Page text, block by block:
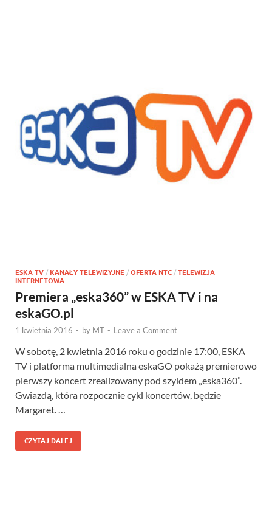
ESKA TV / KANAŁY TELEWIZYJNE / OFERTA NTC / TELEWIZJA
INTERNETOWA
Premiera „eska360” w ESKA TV i na
eskaGO.pl
1 kwietnia 2016 - by MT - Leave a Comment
W sobotę, 2 kwietnia 2016 roku o godzinie 17:00, ESKA
TV i platforma multimedialna eskaGO pokażą premierowo
pierwszy koncert zrealizowany pod szyldem „eska360”.
Gwiazdą, która rozpocznie cykl koncertów, będzie
Margaret. …
CZYTAJ DALEJ